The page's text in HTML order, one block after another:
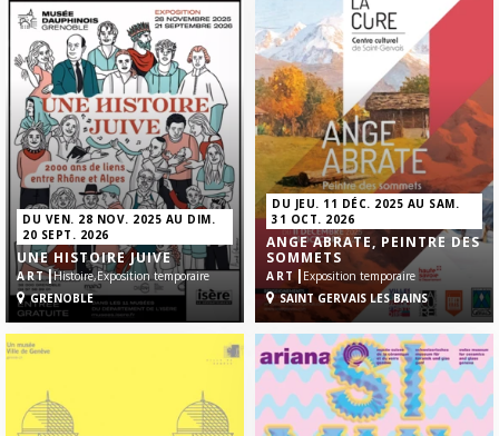
DU VEN. 28 NOV. 2025 AU DIM.
20 SEPT. 2026
UNE HISTOIRE JUIVE
ART|Histoire,Exposition temporaire
GRENOBLE
DU JEU. 11 DÉC. 2025 AU SAM.
31 OCT. 2026
ANGE ABRATE, PEINTRE DES
SOMMETS
ART | Exposition temporaire
SAINT GERVAIS LES BAINS